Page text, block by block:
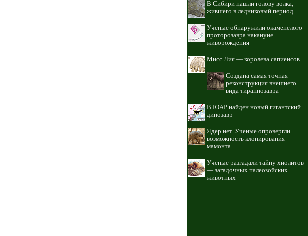
В Сибири нашли голову волка,
жившего в ледниковый период
Ученые обнаружили окаменелого
проторозавра накануне
живорождения
Мисс Лия — королева сапиенсов
Создана самая точная
реконструкция внешнего
вида тираннозавра
В ЮАР найден новый гигантский
динозавр
Ядер нет. Ученые опровергли
возможность клонирования
мамонта
Ученые разгадали тайну хиолитов
— загадочных палеозойских
животных